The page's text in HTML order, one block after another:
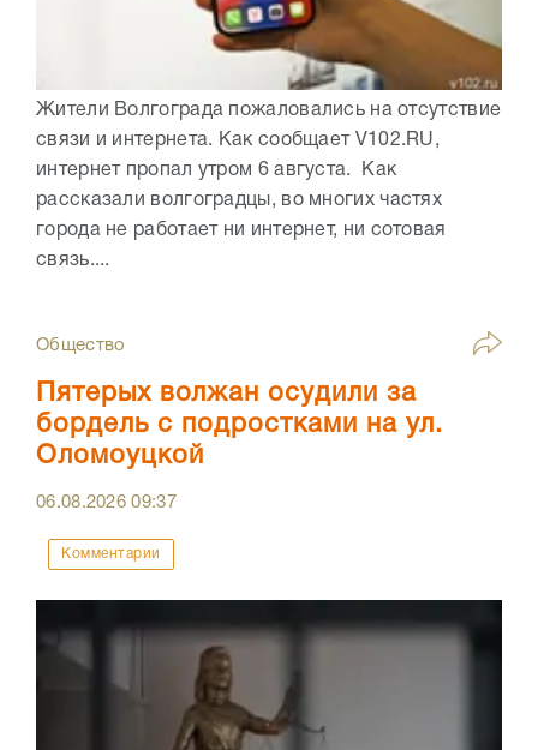
Жители Волгограда пожаловались на отсутствие
связи и интернета. Как сообщает V102.RU,
интернет пропал утром 6 августа. Как
рассказали волгоградцы, во многих частях
города не работает ни интернет, ни сотовая
связь....
Общество
Пятерых волжан осудили за
бордель с подростками на ул.
Оломоуцкой
06.08.202609:37
Комментарии